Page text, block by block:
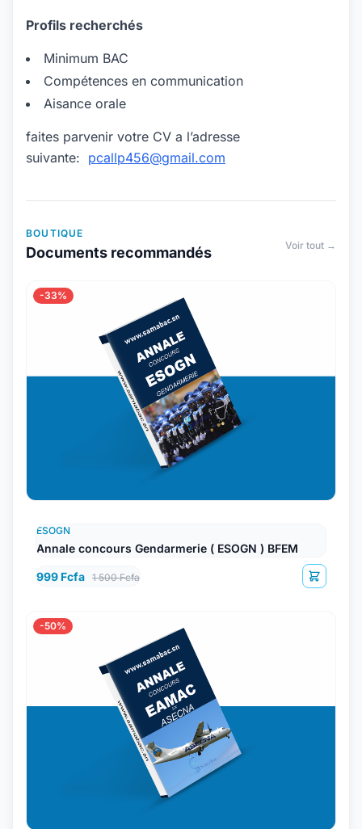
Profils recherchés
Minimum BAC
Compétences en communication
Aisance orale
faites parvenir votre CV a l’adresse
suivante: pcallp456@gmail.com
BOUTIQUE
Documents recommandés Voir tout →
-33%
ESOGN
Annale concours Gendarmerie ( ESOGN ) BFEM
999 Fcfa 1 500 Fcfa
-50%